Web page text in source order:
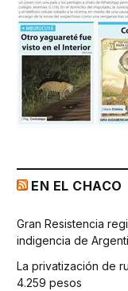
EN EL CHACO
Gran Resistencia
indigencia de
La privatización de
4.259 pesos